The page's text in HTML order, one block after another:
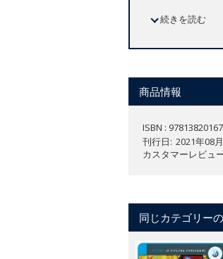
Features
Print book
Ensure that
Maximize
IB
続きを読む
商品情報
ISBN :
刊行日 2021年08月
カスタマーレビュ
同じカテゴリー